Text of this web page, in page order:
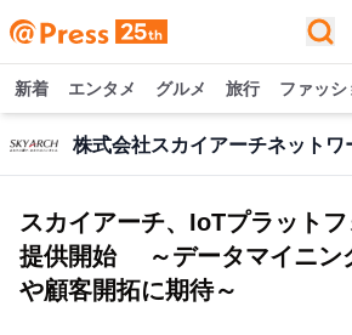
新着 エンタメ グルメ 旅行 ファッ
スカイアーチ、IoTプラット
提供開始 ～データマイニン
や顧客開拓に期待～